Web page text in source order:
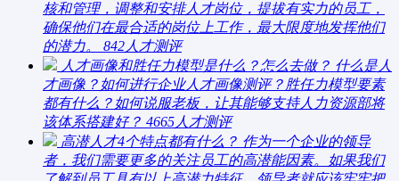
核和管理，调整和安排人才岗位，提拔有实力的员工，
确保他们在最合适的岗位上工作，最大限度地发挥他们
的潜力。
842 人才测评
人才画像和胜任力模型是什么？怎么去做？ 什么是人
才画像？如何进行企业人才画像测评？胜任力模型要素
都有什么？如何说服老板，让其能够支持人力资源部将
该体系搭建好？ 4665 人才测评
高潜人才4个特点都有什么？ 作为一个企业的领导
者，我们需要更多的关注员工的高潜能因素。如果我们